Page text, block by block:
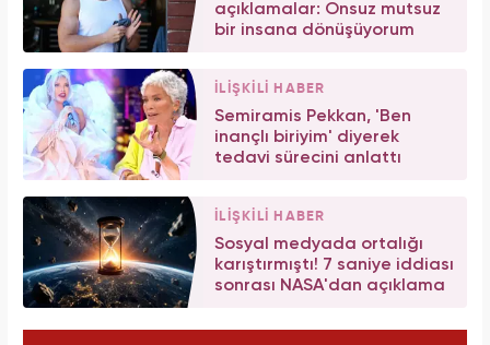
açıklamalar: Onsuz mutsuz
bir insana dönüşüyorum
İLİŞKİLİ HABER
Semiramis Pekkan, 'Ben
inançlı biriyim' diyerek
tedavi sürecini anlattı
İLİŞKİLİ HABER
Sosyal medyada ortalığı
karıştırmıştı! 7 saniye iddiası
sonrası NASA'dan açıklama